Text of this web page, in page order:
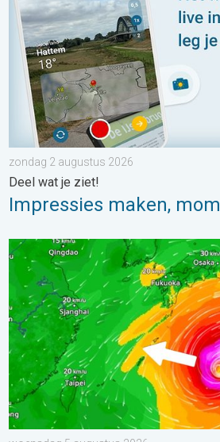
zondag 2 augustus 2026
Deel wat je ziet!
Impressies maken,
Tyfoon Dolphin op weg naar Japan.